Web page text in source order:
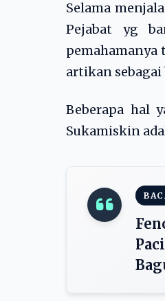
Selama
Pejabat yg
pemahamanya
artikan sebagai
Beberapa hal
Sukamiskin